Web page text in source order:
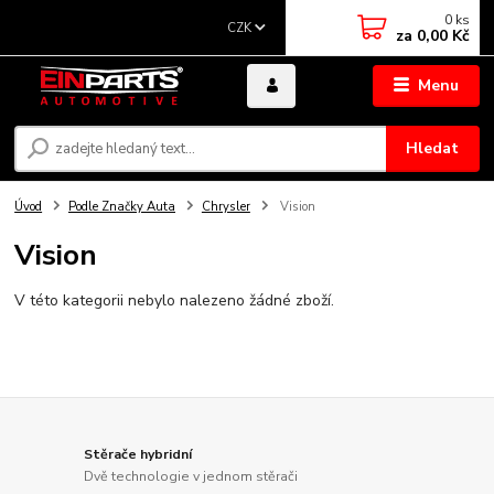
Menu
CZK
Hledat
0 ks
za 0,00 Kč
Úvod Podle Značky Auta Chrysler Vision
Vision
V této kategorii nebylo nalezeno žádné zboží.
Stěrače hybridní
Dvě technologie v jednom stěrači